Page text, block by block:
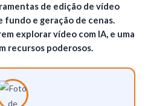
de edição de vídeo
fundo e geração de cenas.
explorar vídeo com IA, e uma
recursos poderosos.